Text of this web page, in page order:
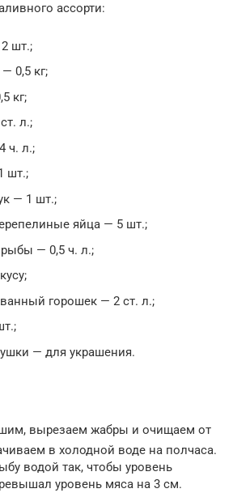
ассорти:
шт.;
0,5 кг;
кг;
л.;
ч. л.;
шт.;
— 1 шт.;
яйца — 5 шт.;
— 0,5 ч. л.;
горошек — 2 ст. л.;
— для украшения.
вырезаем жабры и очищаем от
в холодной воде на полчаса.
водой так, чтобы уровень
уровень мяса на 3 см.